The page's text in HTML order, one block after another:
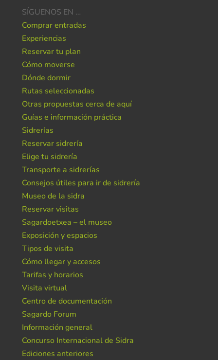
SÍGUENOS EN …
Comprar entradas
Experiencias
Reservar tu plan
Cómo moverse
Dónde dormir
Rutas seleccionadas
Otras propuestas cerca de aquí
Guías e información práctica
Sidrerías
Reservar sidrería
Elige tu sidrería
Transporte a sidrerías
Consejos útiles para ir de sidrería
Museo de la sidra
Reservar visitas
Sagardoetxea – el museo
Exposición y espacios
Tipos de visita
Cómo llegar y accesos
Tarifas y horarios
Visita virtual
Centro de documentación
Sagardo Forum
Información general
Concurso Internacional de Sidra
Ediciones anteriores